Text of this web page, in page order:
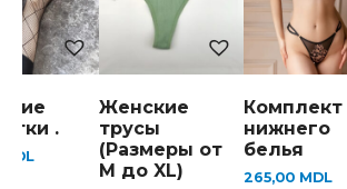
.
MDL
Женские
трусы
(Размеры от
М до XL)
Комплект
нижнего
белья
265,00 MDL